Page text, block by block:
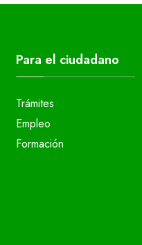
Para el ciudadano
Trámites
Empleo
Formación